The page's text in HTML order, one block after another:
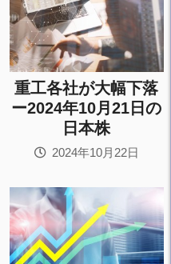
重工各社が大幅下落
ー2024年10月21日の
日本株
2024年10月22日